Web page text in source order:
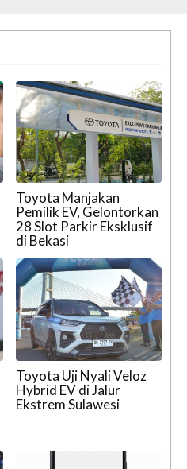
Toyota Manjakan
Pemilik EV, Gelontorkan
28 Slot Parkir Eksklusif
di Bekasi
Toyota Uji Nyali Veloz
Hybrid EV di Jalur
Ekstrem Sulawesi